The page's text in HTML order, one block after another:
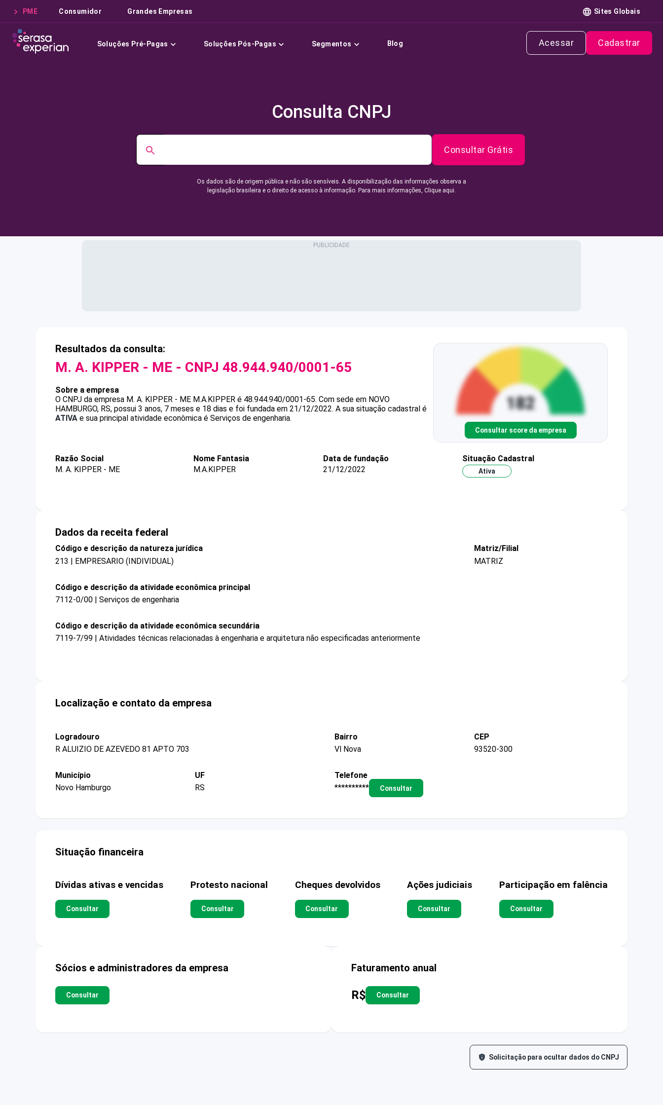
PME Consumidor Grandes Empresas Sites Globais
Soluções Pré-Pagas Soluções Pós-Pagas Segmentos Blog Acessar Cadastrar
Consulta CNPJ
Consultar Grátis
Os dados são de origem pública e não são sensíveis. A disponibilização das informações observa a
legislação brasileira e o direito de acesso à informação. Para mais informações, Clique aqui.
Resultados da consulta:
M. A. KIPPER - ME - CNPJ 48.944.940/0001-65
Sobre a empresa
O CNPJ da empresa M. A. KIPPER - ME M.A.KIPPER é 48.944.940/0001-65. Com sede em NOVO
HAMBURGO, RS, possui 3 anos, 7 meses e 18 dias e foi fundada em 21/12/2022. A sua situação cadastral é
ATIVA e sua principal atividade econômica é Serviços de engenharia.
Consultar score da empresa
Razão Social
M. A. KIPPER - ME
Nome Fantasia
M.A.KIPPER
Data de fundação
21/12/2022
Situação Cadastral
Ativa
Dados da receita federal
Código e descrição da natureza jurídica
213 | EMPRESARIO (INDIVIDUAL)
Matriz/Filial
MATRIZ
Código e descrição da atividade econômica principal
7112-0/00 | Serviços de engenharia
Código e descrição da atividade econômica secundária
7119-7/99 | Atividades técnicas relacionadas à engenharia e arquitetura não especificadas anteriormente
Localização e contato da empresa
Logradouro
R ALUIZIO DE AZEVEDO 81 APTO 703
Bairro
Vl Nova
CEP
93520-300
Município
Novo Hamburgo
UF
RS
Telefone
**********
Consultar
Situação financeira
Dívidas ativas e vencidas
Consultar
Protesto nacional
Consultar
Cheques devolvidos
Consultar
Ações judiciais
Consultar
Participação em falência
Consultar
Sócios e administradores da empresa
Consultar
Faturamento anual
R$ Consultar
Solicitação para ocultar dados do CNPJ